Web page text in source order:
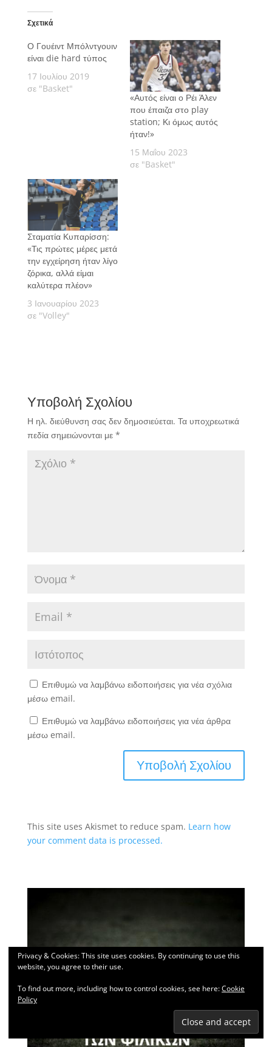
Σχετικά
Ο Γουέιντ Μπόλντγουιν
είναι die hard τύπος
17 Ιουλίου 2019
σε "Basket"
«Αυτός είναι ο Ρέι Άλεν
που έπαιζα στο play
station; Κι όμως αυτός
ήταν!»
15 Μαΐου 2023
σε "Basket"
Σταματία Κυπαρίσση:
«Τις πρώτες μέρες μετά
την εγχείρηση ήταν λίγο
ζόρικα, αλλά είμαι
καλύτερα πλέον»
3 Ιανουαρίου 2023
σε "Volley"
Υποβολή Σχολίου
Η ηλ. διεύθυνση σας δεν δημοσιεύεται. Τα υποχρεωτικά
πεδία σημειώνονται με *
Επιθυμώ να λαμβάνω ειδοποιήσεις για νέα σχόλια
μέσω email.
Επιθυμώ να λαμβάνω ειδοποιήσεις για νέα άρθρα
μέσω email.
This site uses Akismet to reduce spam. Learn how
your comment data is processed.
Privacy & Cookies: This site uses cookies. By continuing to use this
website, you agree to their use.
To find out more, including how to control cookies, see here:Cookie
Policy